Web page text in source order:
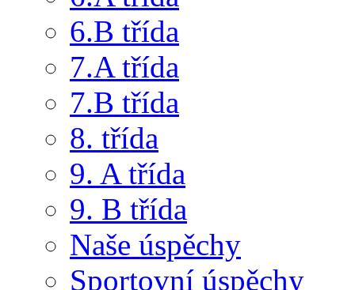
6.B třída
7.A třída
7.B třída
8. třída
9. A třída
9. B třída
Naše úspěchy
Sportovní úspěchy